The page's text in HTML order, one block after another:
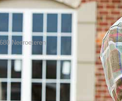
Neeroeteren